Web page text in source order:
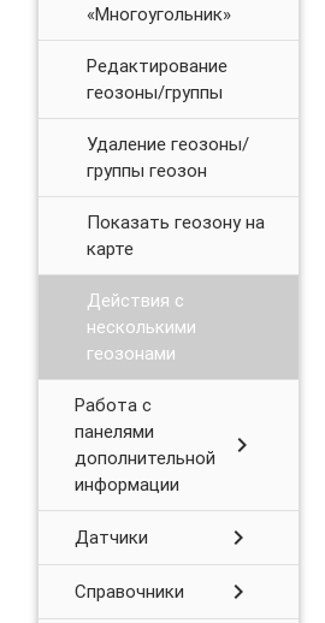
«Многоугольник»
Редактирование
геозоны/группы
Удаление геозоны/
группы геозон
Показать геозону на
карте
Действия с
несколькими
геозонами
Работа с
панелями
дополнительной
информации
chevron_right
Датчики chevron_right
Справочники chevron_right